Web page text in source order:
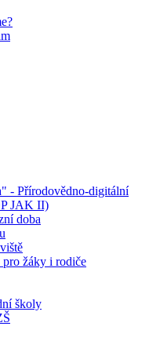
- Přírodovědno-digitální
JAK II)
doba
pro žáky i rodiče
školy